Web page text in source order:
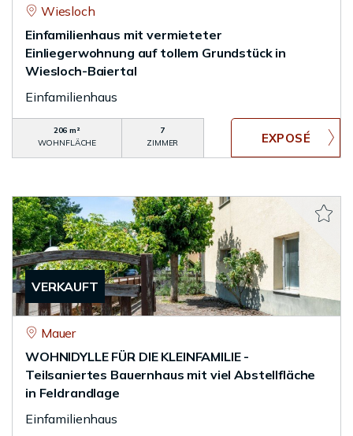
Wiesloch
Einfamilienhaus mit vermieteter
Einliegerwohnung auf tollem Grundstück in
Wiesloch-Baiertal
Einfamilienhaus
206 m²
WOHNFLÄCHE
7
ZIMMER
VERKAUFT
Mauer
WOHNIDYLLE FÜR DIE KLEINFAMILIE -
Teilsaniertes Bauernhaus mit viel Abstellfläche
in Feldrandlage
Einfamilienhaus